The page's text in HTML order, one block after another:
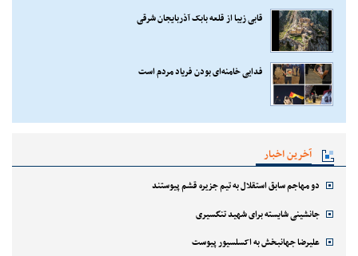
قابی زیبا از قلعه بابک آذربایجان شرقی
فدایی خامنه‌ای بودن فریاد مردم است
آخرین اخبار
دو مهاجم سابق استقلال به تیم جزیره قشم پیوستند
جانشینی شایسته برای شهید تنگسیری
علیرضا جهانبخش به اکسلسیور پیوست